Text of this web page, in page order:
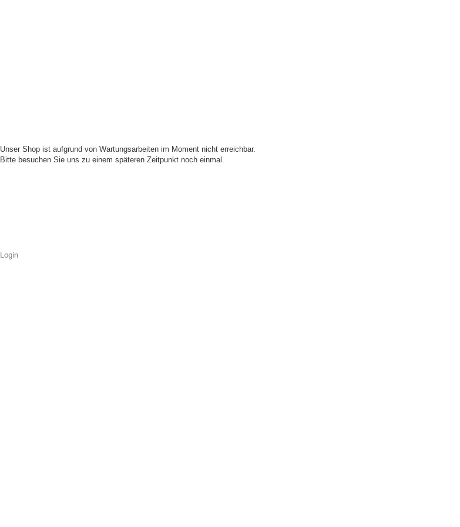
Unser Shop ist aufgrund von Wartungsarbeiten im Moment nicht erreichbar.
Bitte besuchen Sie uns zu einem späteren Zeitpunkt noch einmal.
Login